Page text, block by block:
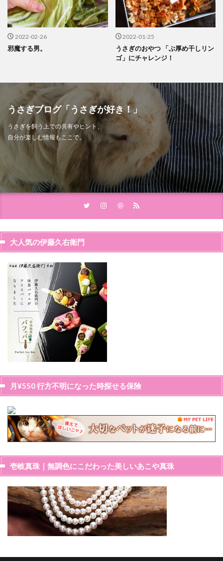
2022-02-26
邪魔する男。
2022-01-25
うさぎのおやつ 「ぶ厚め干しリン
ゴ」にチャレンジ！
うさぎブログ「うさぎが好き！」
うさぎを飼う上での共有やヒント、
自分が楽しむ情報もここで。
大人気の伊藤久右衛門
月¥550 行方不明になった時探せる保険
壱岐真珠｜無調色にこだわった美しいあこや真珠